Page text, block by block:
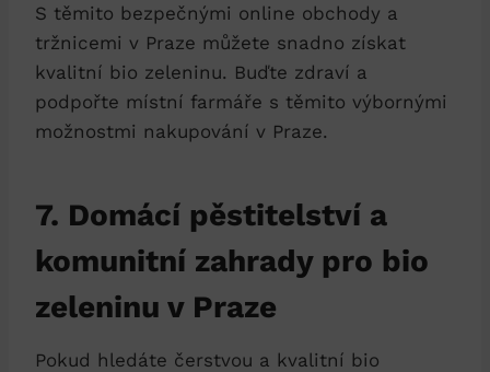
S těmito bezpečnými‍ online obchody a
tržnicemi v Praze⁤ můžete ‍snadno⁣ získat
kvalitní⁢ bio zeleninu. Buďte ⁤zdraví a
podpořte⁣ místní farmáře ⁣s ‍těmito výbornými
možnostmi nakupování v Praze.
7.⁣ Domácí ⁣pěstitelství a
komunitní zahrady pro bio‌
zeleninu v Praze
Pokud hledáte ‌čerstvou a kvalitní bio